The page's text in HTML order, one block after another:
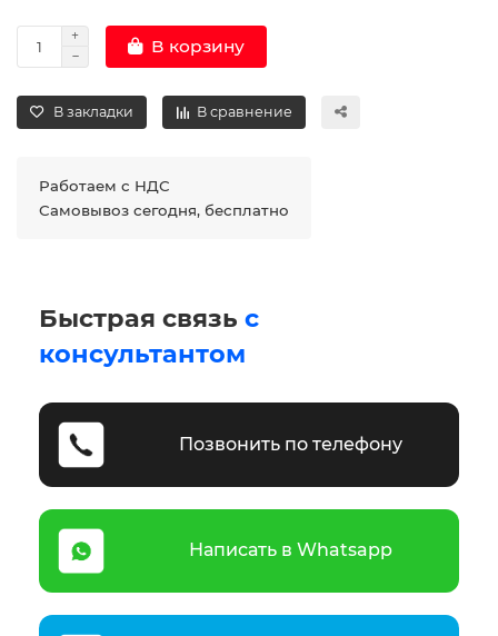
В корзину
В закладки В сравнение
Работаем с НДС
Самовывоз сегодня, бесплатно
Быстрая связь с
консультантом
Позвонить по телефону
Написать в Whatsapp